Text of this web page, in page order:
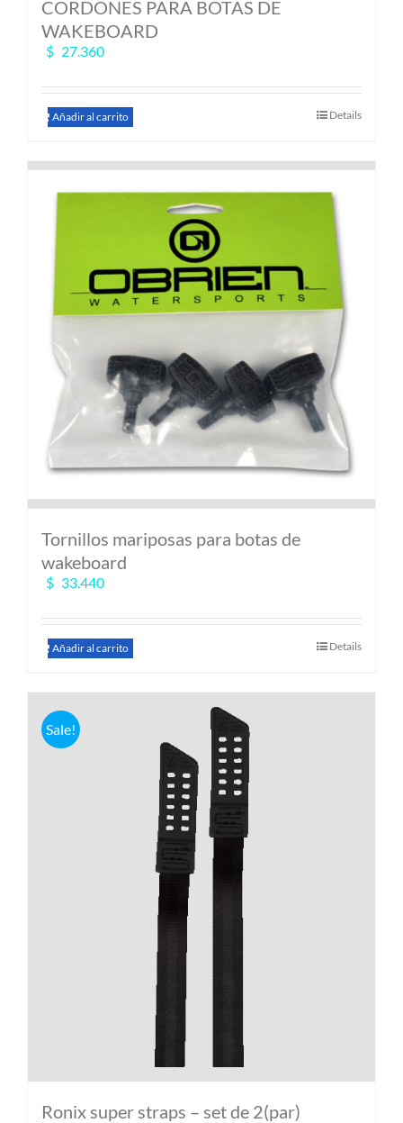
CORDONES PARA BOTAS DE
WAKEBOARD
$ 27.360
Añadir al carrito Details
Tornillos mariposas para botas de
wakeboard
$ 33.440
Añadir al carrito Details
Sale!
Ronix super straps – set de 2(par)